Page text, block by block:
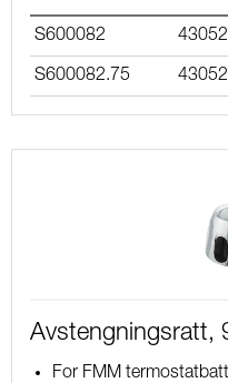
S600082
S600082.75
Avstengningsratt,
For FMM